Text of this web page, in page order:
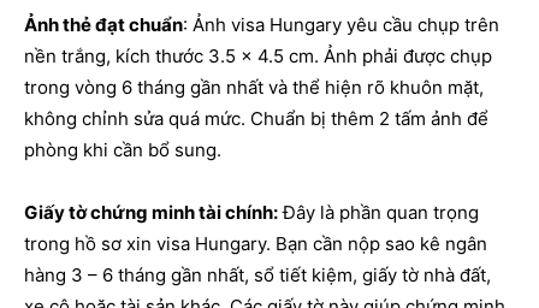
Ảnh thẻ đạt chuẩn: Ảnh visa Hungary yêu cầu chụp trên
nền trắng, kích thước 3.5 x 4.5 cm. Ảnh phải được chụp
trong vòng 6 tháng gần nhất và thể hiện rõ khuôn mặt,
không chỉnh sửa quá mức. Chuẩn bị thêm 2 tấm ảnh để
phòng khi cần bổ sung.
Giấy tờ chứng minh tài chính:Đây là phần quan trọng
trong hồ sơ xin visa Hungary. Bạn cần nộp sao kê ngân
hàng 3 – 6 tháng gần nhất, sổ tiết kiệm, giấy tờ nhà đất,